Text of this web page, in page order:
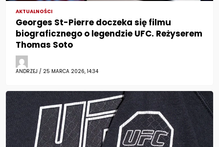
AKTUALNOŚCI
Georges St-Pierre doczeka się filmu
biograficznego o legendzie UFC. Reżyserem
Thomas Soto
ANDRZEJ / 25 MARCA 2026, 14:34